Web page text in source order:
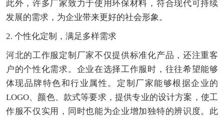
此外，许多厂家致力于使用环保材料，符合现代可持续
发展的需求，为企业带来更好的社会形象。
2. 个性化定制，满足多样需求
河北的工作服定制厂家不仅提供标准化产品，还注重客
户的个性化需求。企业在选择工作服时，往往希望能够
体现品牌特色和行业属性。定制厂家能够根据企业的
LOGO、颜色、款式等要求，提供专业的设计方案，使工
作服不仅实用，同时也能为企业增加独特的辨识度。此